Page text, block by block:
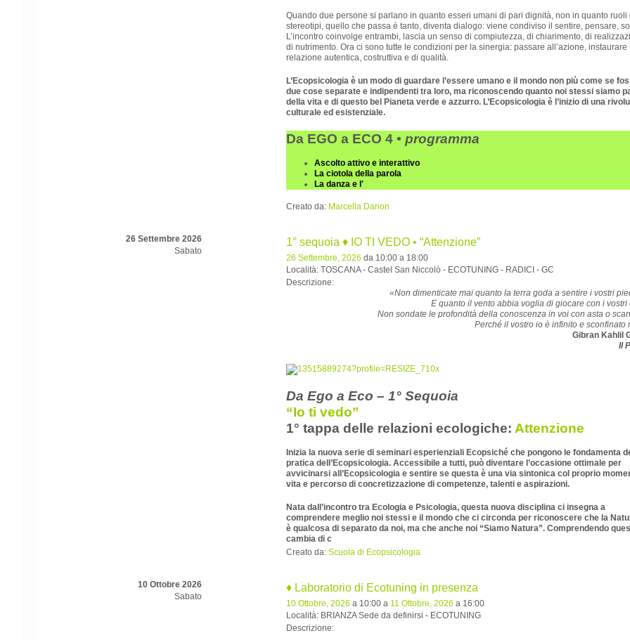
Quando due persone si parlano in quanto esseri umani di pari dignità, non in quanto ruoli
stereotipi, quello che passa è tanto, diventa dialogo: viene condiviso il sentire, pensare,
L’incontro coinvolge entrambi, lascia un senso di compiutezza, di chiarimento, di
di nutrimento. Ora ci sono tutte le condizioni per la sinergia: passare all’azione, instaurare
relazione autentica, costruttiva e di qualità.
L’Ecopsicologia è un modo di guardare l’essere umano e il mondo non più come se
due cose separate e indipendenti tra loro, ma riconoscendo quanto noi stessi siamo
della vita e di questo bel Pianeta verde e azzurro. L’Ecopsicologia è l’inizio di una
culturale ed esistenziale.
Da EGO a ECO 4 • programma
Ascolto attivo e interattivo
La ciotola della parola
La danza e l'
Creato da: Marcella Danon
26 Settembre 2026
Sabato
1° sequoia ♦ IO TI VEDO • “Attenzione”
26 Settembre, 2026 da 10:00 a 18:00
Località: TOSCANA - Castel San Niccolò - ECOTUNING - RADICI - GC
Descrizione:
«Non dimenticate mai quanto la terra goda a sentire i vostri
E quanto il vento abbia voglia di giocare con i vostri
Non sondate le profondità della conoscenza in voi con asta o
Perché il vostro io è infinito e sconfinato
Gibran Kahlil
Il
Da Ego a Eco – 1° Sequoia
“Io ti vedo”
1° tappa delle relazioni ecologiche: Attenzione
Inizia la nuova serie di seminari esperienziali Ecopsiché che pongono le fondamenta
pratica dell’Ecopsicologia. Accessibile a tutti, può diventare l’occasione ottimale per
avvicinarsi all’Ecopsicologia e sentire se questa è una via sintonica col proprio
vita e percorso di concretizzazione di competenze, talenti e aspirazioni.
Nata dall’incontro tra Ecologia e Psicologia, questa nuova disciplina ci insegna a
comprendere meglio noi stessi e il mondo che ci circonda per riconoscere che la
è qualcosa di separato da noi, ma che anche noi “Siamo Natura”. Comprendendo
cambia di c
Creato da: Scuola di Ecopsicologia
10 Ottobre 2026
Sabato
♦ Laboratorio di Ecotuning in presenza
10 Ottobre, 2026 a 10:00 a 11 Ottobre, 2026 a 16:00
Località: BRIANZA Sede da definirsi - ECOTUNING
Descrizione: